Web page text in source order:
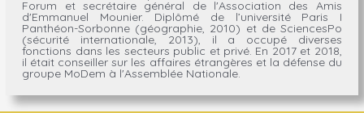
Forum et secrétaire général de l'Association des Amis
d'Emmanuel Mounier. Diplômé de l’université Paris I
Panthéon-Sorbonne (géographie, 2010) et de SciencesPo
(sécurité internationale, 2013), il a occupé diverses
fonctions dans les secteurs public et privé. En 2017 et 2018,
il était conseiller sur les affaires étrangères et la défense du
groupe MoDem à l'Assemblée Nationale.